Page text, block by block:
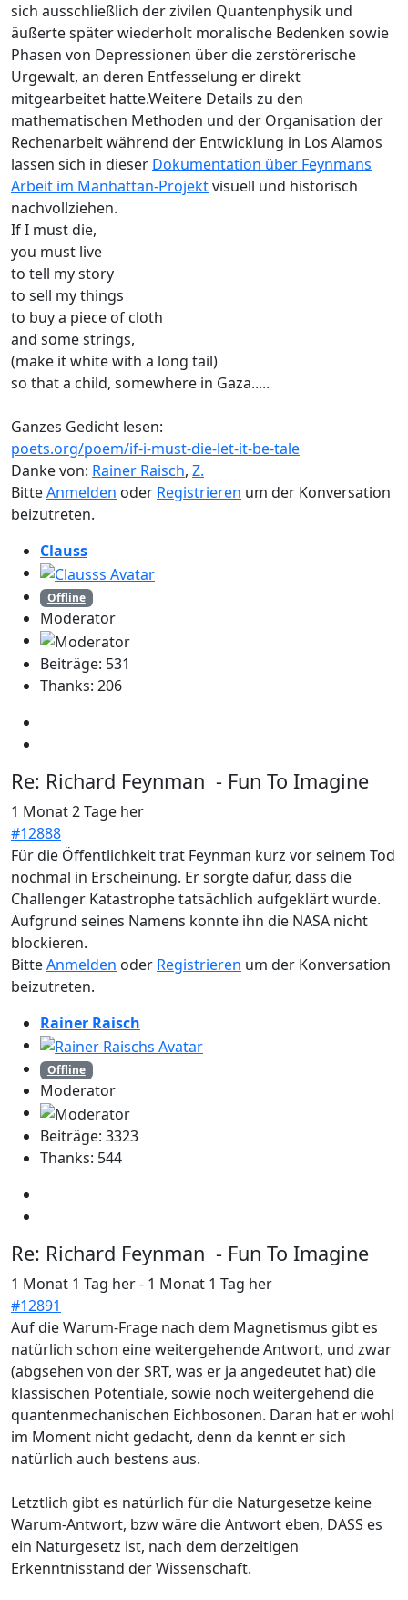
sich ausschließlich der zivilen Quantenphysik und
äußerte später wiederholt moralische Bedenken sowie
Phasen von Depressionen über die zerstörerische
Urgewalt, an deren Entfesselung er direkt
mitgearbeitet hatte.Weitere Details zu den
mathematischen Methoden und der Organisation der
Rechenarbeit während der Entwicklung in Los Alamos
lassen sich in dieser Dokumentation über Feynmans
Arbeit im Manhattan-Projektvisuell und historisch
nachvollziehen.
If I must die,
you must live
to tell my story
to sell my things
to buy a piece of cloth
and some strings,
(make it white with a long tail)
so that a child, somewhere in Gaza.....
Ganzes Gedicht lesen:
poets.org/poem/if-i-must-die-let-it-be-tale
Danke von: Rainer Raisch, Z.
BitteAnmelden oder Registrieren um der Konversation
beizutreten.
Clauss
Offline
Moderator
Beiträge: 531
Thanks: 206
Re: Richard Feynman - Fun To Imagine
1 Monat 2 Tage her
#12888
Für die Öffentlichkeit trat Feynman kurz vor seinem Tod
nochmal in Erscheinung. Er sorgte dafür, dass die
Challenger Katastrophe tatsächlich aufgeklärt wurde.
Aufgrund seines Namens konnte ihn die NASA nicht
blockieren.
BitteAnmelden oder Registrieren um der Konversation
beizutreten.
Rainer Raisch
Offline
Moderator
Beiträge: 3323
Thanks: 544
Re: Richard Feynman - Fun To Imagine
1 Monat 1 Tag her- 1 Monat 1 Tag her
#12891
Auf die Warum-Frage nach dem Magnetismus gibt es
natürlich schon eine weitergehende Antwort, und zwar
(abgsehen von der SRT, was er ja angedeutet hat) die
klassischen Potentiale, sowie noch weitergehend die
quantenmechanischen Eichbosonen. Daran hat er wohl
im Moment nicht gedacht, denn da kennt er sich
natürlich auch bestens aus.
Letztlich gibt es natürlich für die Naturgesetze keine
Warum-Antwort, bzw wäre die Antwort eben, DASS es
ein Naturgesetz ist, nach dem derzeitigen
Erkenntnisstand der Wissenschaft.